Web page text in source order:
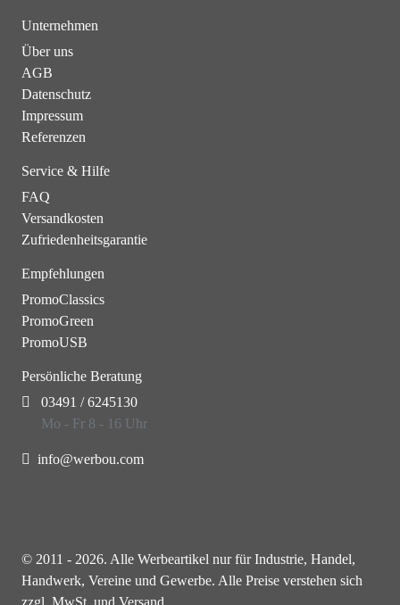
Unternehmen
Über uns
AGB
Datenschutz
Impressum
Referenzen
Service & Hilfe
FAQ
Versandkosten
Zufriedenheitsgarantie
Empfehlungen
PromoClassics
PromoGreen
PromoUSB
Persönliche Beratung
03491 / 6245130
Mo - Fr 8 - 16 Uhr
info@werbou.com
© 2011 - 2026. Alle Werbeartikel nur für Industrie, Handel,
Handwerk, Vereine und Gewerbe. Alle Preise verstehen sich
zzgl. MwSt. und Versand.